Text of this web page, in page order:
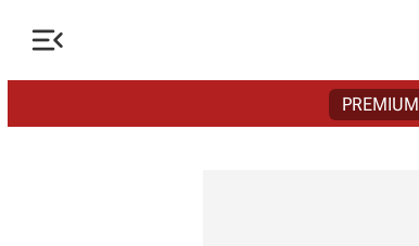

PREMIUM